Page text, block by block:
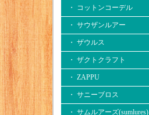
・ コットンコーデル
・ サウザンルアー
・ ザウルス
・ ザクトクラフト
・ ZAPPU
・ サニーブロス
・ サムルアーズ(sumlures)